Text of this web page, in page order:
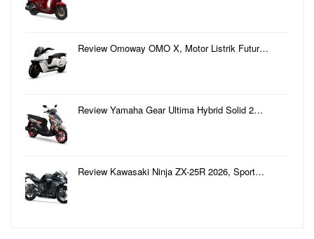
Review Omoway OMO X, Motor Listrik Futur…
Review Yamaha Gear Ultima Hybrid Solid 2…
Review Kawasaki Ninja ZX-25R 2026, Sport…